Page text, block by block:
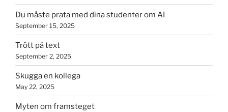
Du måste prata med dina studenter om AI
September 15, 2025
Trött på text
September 2, 2025
Skugga en kollega
May 22, 2025
Myten om framsteget